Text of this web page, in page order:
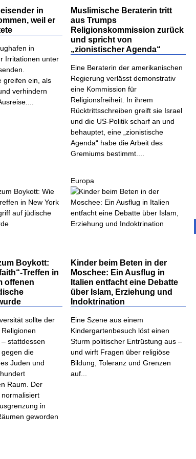
in
weil er
in
Irritationen unter
greifen ein, als
verhindern
Muslimische Beraterin tritt
aus Trumps
Religionskommission zurück
und spricht von
„zionistischer Agenda“
Eine Beraterin der amerikanischen
Regierung verlässt demonstrativ
eine Kommission für
Religionsfreiheit. In ihrem
Rücktrittsschreiben greift sie Israel
und die US-Politik scharf an und
behauptet, eine „zionistische
Agenda“ habe die Arbeit des
Gremiums bestimmt....
Boykott:
Treffen in
offenen
sollte der
stattdessen
die
Juden und
Raum. Der
normalisiert
in
geworden
Europa
Kinder beim Beten in der
Moschee: Ein Ausflug in
Italien entfacht eine Debatte
über Islam, Erziehung und
Indoktrination
Eine Szene aus einem
Kindergartenbesuch löst einen
Sturm politischer Entrüstung aus –
und wirft Fragen über religiöse
Bildung, Toleranz und Grenzen
auf...